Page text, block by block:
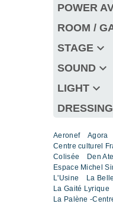
POWER
ROOM /
STAGE keyboard_arrow_down
SOUND keyboard_arrow_down
LIGHT keyboard_arrow_down
Aeronef Agora
Centre culturel
Colisée
Den
Espace Michel
L'Usine
La
La Gaité Lyrique
La Palène -